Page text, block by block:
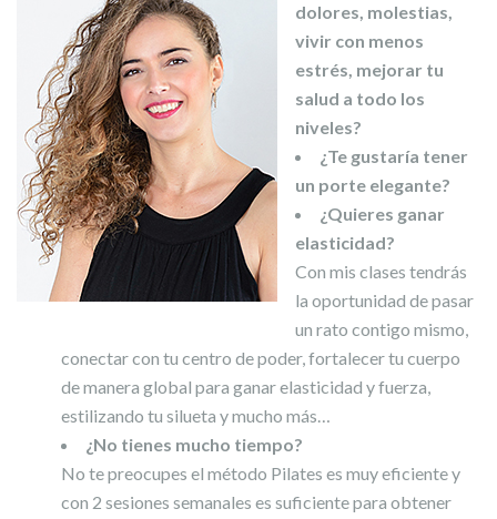
dolores, molestias,
vivir con menos
estrés, mejorar tu
salud a todo los
niveles?
¿Te gustaría tener
un porte elegante?
¿Quieres ganar
elasticidad?
Con mis clases tendrás
la oportunidad de pasar
un rato contigo mismo,
conectar con tu centro de poder, fortalecer tu cuerpo
de manera global para ganar elasticidad y fuerza,
estilizando tu silueta y mucho más…
¿No tienes mucho tiempo?
No te preocupes el método Pilates es muy eficiente y
con 2 sesiones semanales es suficiente para obtener